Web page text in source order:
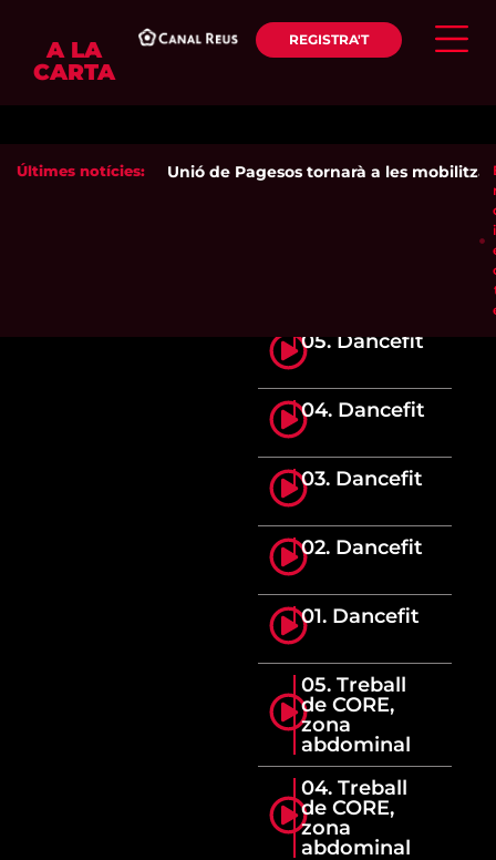
A LA
CARTA
REGISTRA'T
Últimes notícies: Unió de Pagesos tornarà a les
05. Dancefit
04. Dancefit
03. Dancefit
02. Dancefit
01. Dancefit
05. Treball
de CORE,
zona
abdominal
04. Treball
de CORE,
zona
abdominal